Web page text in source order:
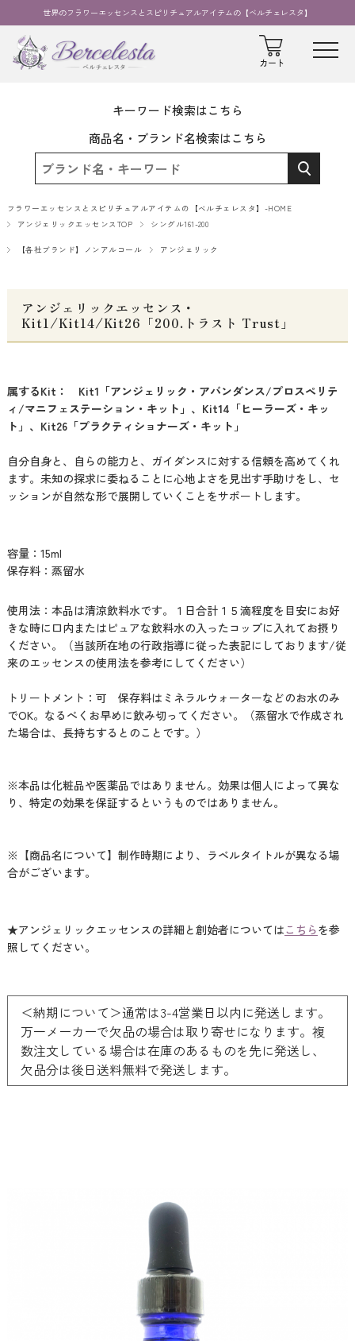
世界のフラワーエッセンスとスピリチュアルアイテムの【ベルチェレスタ】
キーワード検索はこちら
商品名・ブランド名検索はこちら
フラワーエッセンスとスピリチュアルアイテムの【ベルチェレスタ】-HOME
アンジェリックエッセンスTOP
シングル161-200
【各社ブランド】ノンアルコール アンジェリック
アンジェリックエッセンス・
Kit1/Kit14/Kit26「200.トラスト Trust」
属するKit： Kit1「アンジェリック・アバンダンス/プロスペリテ
ィ/マニフェステーション・キット」、Kit14「ヒーラーズ・キッ
ト」、Kit26「プラクティショナーズ・キット」
自分自身と、自らの能力と、ガイダンスに対する信頼を高めてくれ
ます。未知の探求に委ねることに心地よさを見出す手助けをし、セ
ッションが自然な形で展開していくことをサポートします。
容量：15ml
保存料：蒸留水
使用法：本品は清涼飲料水です。１日合計１５滴程度を目安にお好
きな時に口内またはピュアな飲料水の入ったコップに入れてお摂り
ください。（当該所在地の行政指導に従った表記にしております/従
来のエッセンスの使用法を参考にしてください）
トリートメント：可 保存料はミネラルウォーターなどのお水のみ
でOK。なるべくお早めに飲み切ってください。（蒸留水で作成され
た場合は、長持ちするとのことです。）
※本品は化粧品や医薬品ではありません。効果は個人によって異な
り、特定の効果を保証するというものではありません。
※【商品名について】制作時期により、ラベルタイトルが異なる場
合がございます。
★アンジェリックエッセンスの詳細と創始者についてはこちらを参
照してください。
＜納期について＞通常は3-4営業日以内に発送します。
万一メーカーで欠品の場合は取り寄せになります。複
数注文している場合は在庫のあるものを先に発送し、
欠品分は後日送料無料で発送します。